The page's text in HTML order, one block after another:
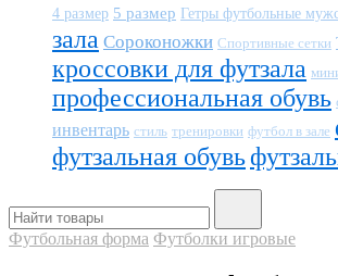
4 размер 5 размер Гетры футбольные
зала Сороконожки Спортивные сетки
кроссовки для футзала
профессиональная обувь
инвентарь стиль тренировки футбол в зале
футзальная обувь
Футбольная форма Футболки игровые